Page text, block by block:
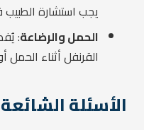
يجب استشارة
الحمل والرضاعة:
القرنفل أثناء
الأسئلة الشائعة